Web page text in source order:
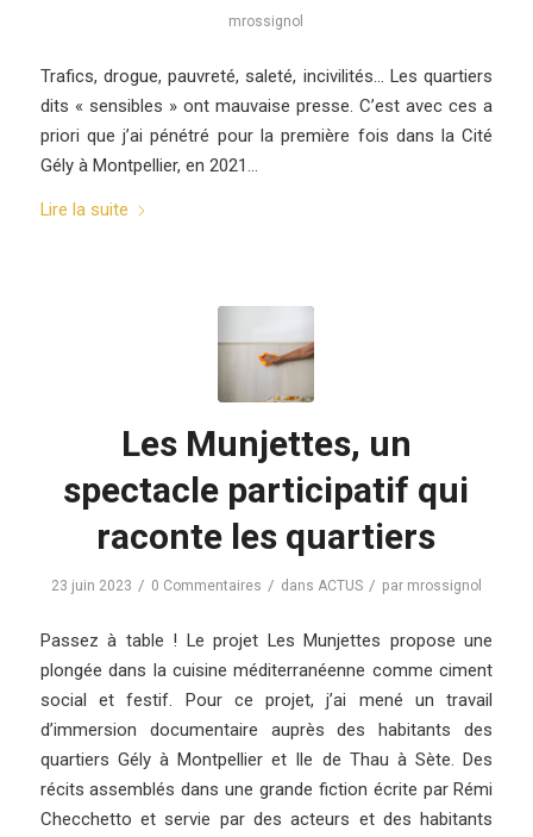
mrossignol
Trafics, drogue, pauvreté, saleté, incivilités… Les quartiers
dits « sensibles » ont mauvaise presse. C’est avec ces a
priori que j’ai pénétré pour la première fois dans la Cité
Gély à Montpellier, en 2021…
Lire la suite
Les Munjettes, un
spectacle participatif qui
raconte les quartiers
23 juin 2023 / 0 Commentaires / dans ACTUS / par mrossignol
Passez à table ! Le projet Les Munjettes propose une
plongée dans la cuisine méditerranéenne comme ciment
social et festif. Pour ce projet, j’ai mené un travail
d’immersion documentaire auprès des habitants des
quartiers Gély à Montpellier et Ile de Thau à Sète. Des
récits assemblés dans une grande fiction écrite par Rémi
Checchetto et servie par des acteurs et des habitants